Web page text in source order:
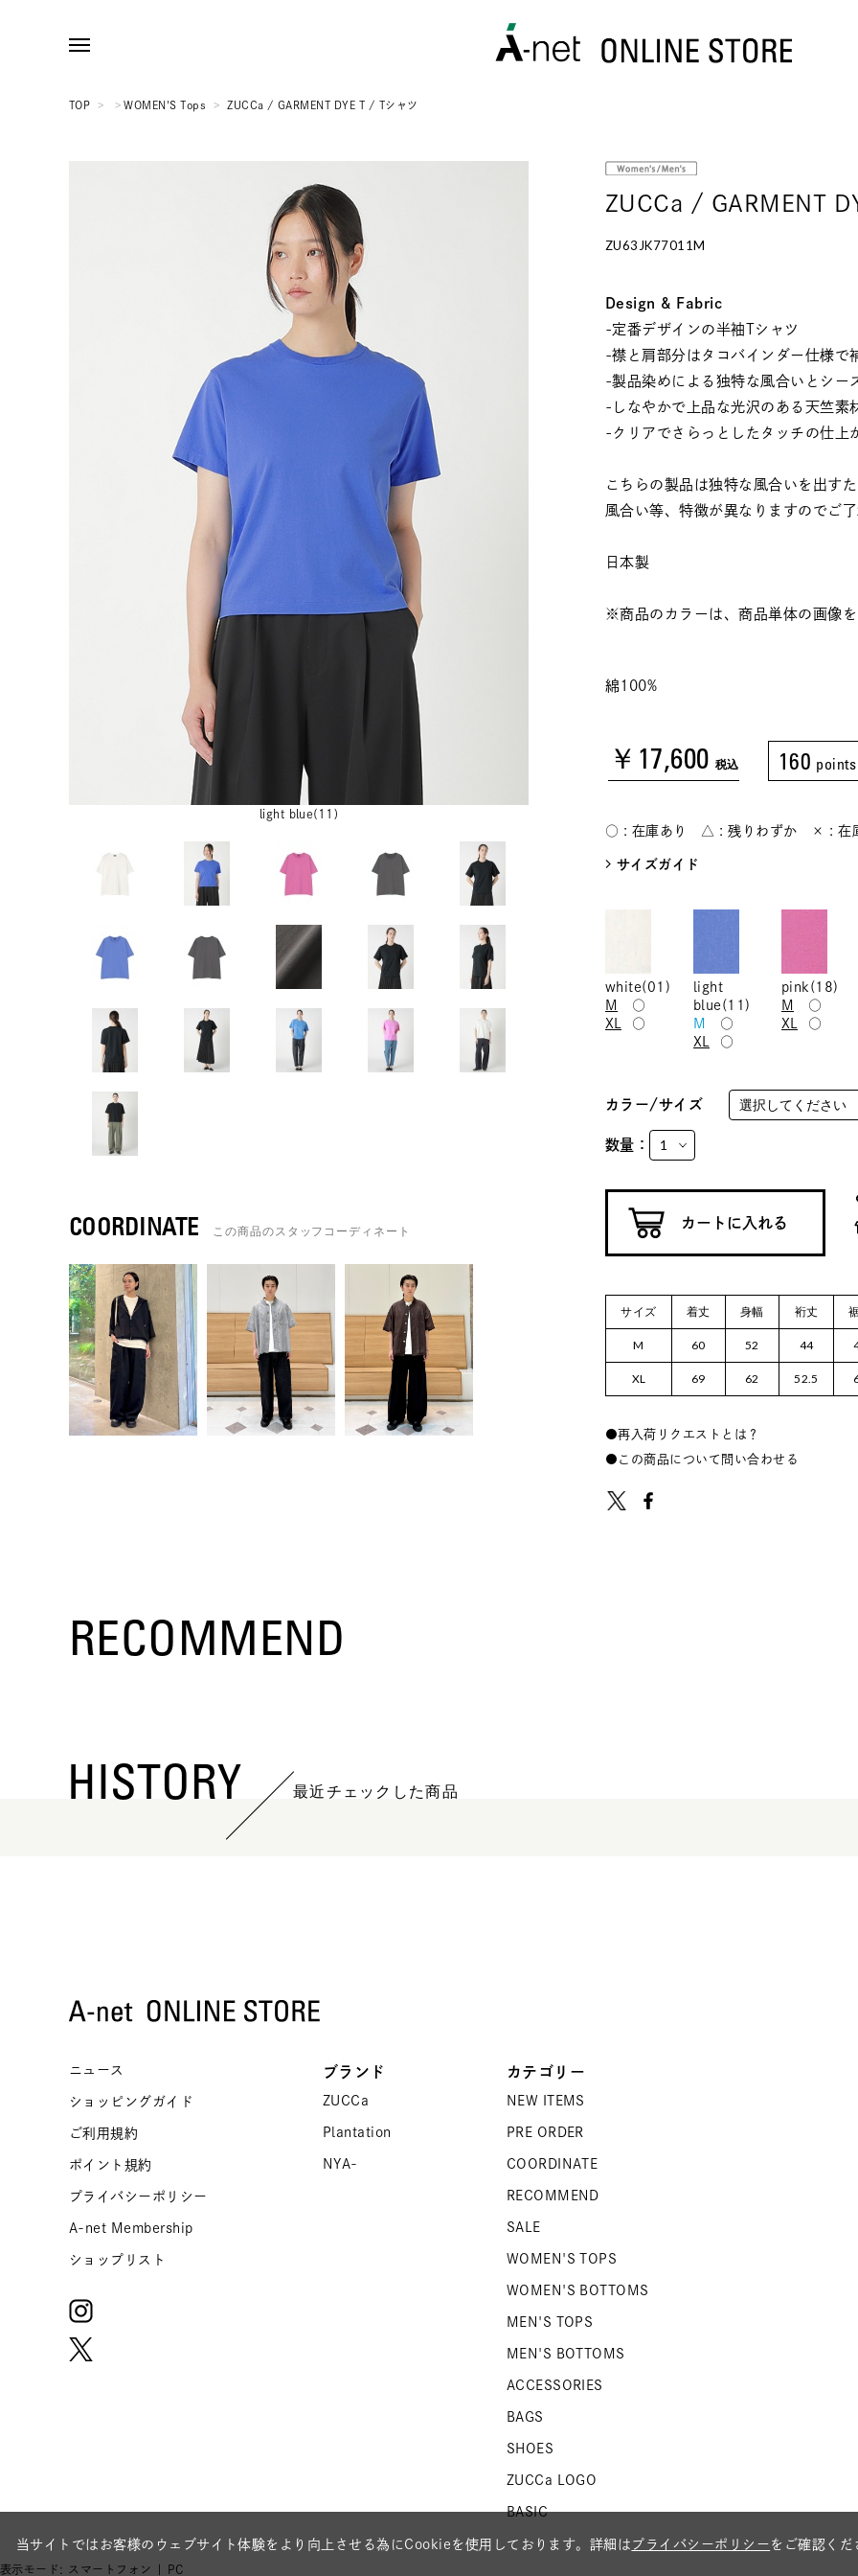
TOP > > WOMEN'S Tops > ZUCCa / GARMENT DYE T / Tシャツ
light blue(11)
COORDINATE この商品のスタッフコーディネート
ZUCCa / GARMENT
ZU63JK77011M
Design & Fabric
-定番デザインの半袖Tシャツ
-襟と肩部分はタコバインダー仕様で
-製品染めによる独特な風合いとシー
-しなやかで上品な光沢のある天竺素
-クリアでさらっとしたタッチの仕上
こちらの製品は独特な風合いを出す
風合い等、特徴が異なりますのでご
日本製
※商品のカラーは、商品単体の画像を
綿100%
￥17,600 税込 160 points
○ : 在庫あり △ : 残りわずか × : 在
サイズガイド
white(01)
M
○
XL
○
light
blue(11)
M
○
XL
○
pink(18)
M
○
XL
○
カラー/サイズ
数量：
サイズ 着丈 身幅 裄丈
M 60 52 44
XL 69 62 52.5
再入荷リクエストとは？
この商品について問い合わせる
RECOMMEND
HISTORY 最近チェックした商品
ニュース
ショッピングガイド
ご利用規約
ポイント規約
プライバシーポリシー
A-net Membership
ショップリスト
ブランド
ZUCCa
Plantation
NYA-
カテゴリー
NEW ITEMS
PRE ORDER
COORDINATE
RECOMMEND
SALE
WOMEN'S TOPS
WOMEN'S BOTTOMS
MEN'S TOPS
MEN'S BOTTOMS
ACCESSORIES
BAGS
SHOES
ZUCCa LOGO
BASIC
表示モード: スマートフォン | PC
当サイトではお客様のウェブサイト体験をより向上させる為にCookieを使用しております。詳細は プライバシーポリシー をご確認くだ